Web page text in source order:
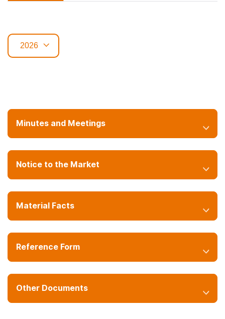
Minutes and Meetings
Notice to the Market
Material Facts
Reference Form
Other Documents